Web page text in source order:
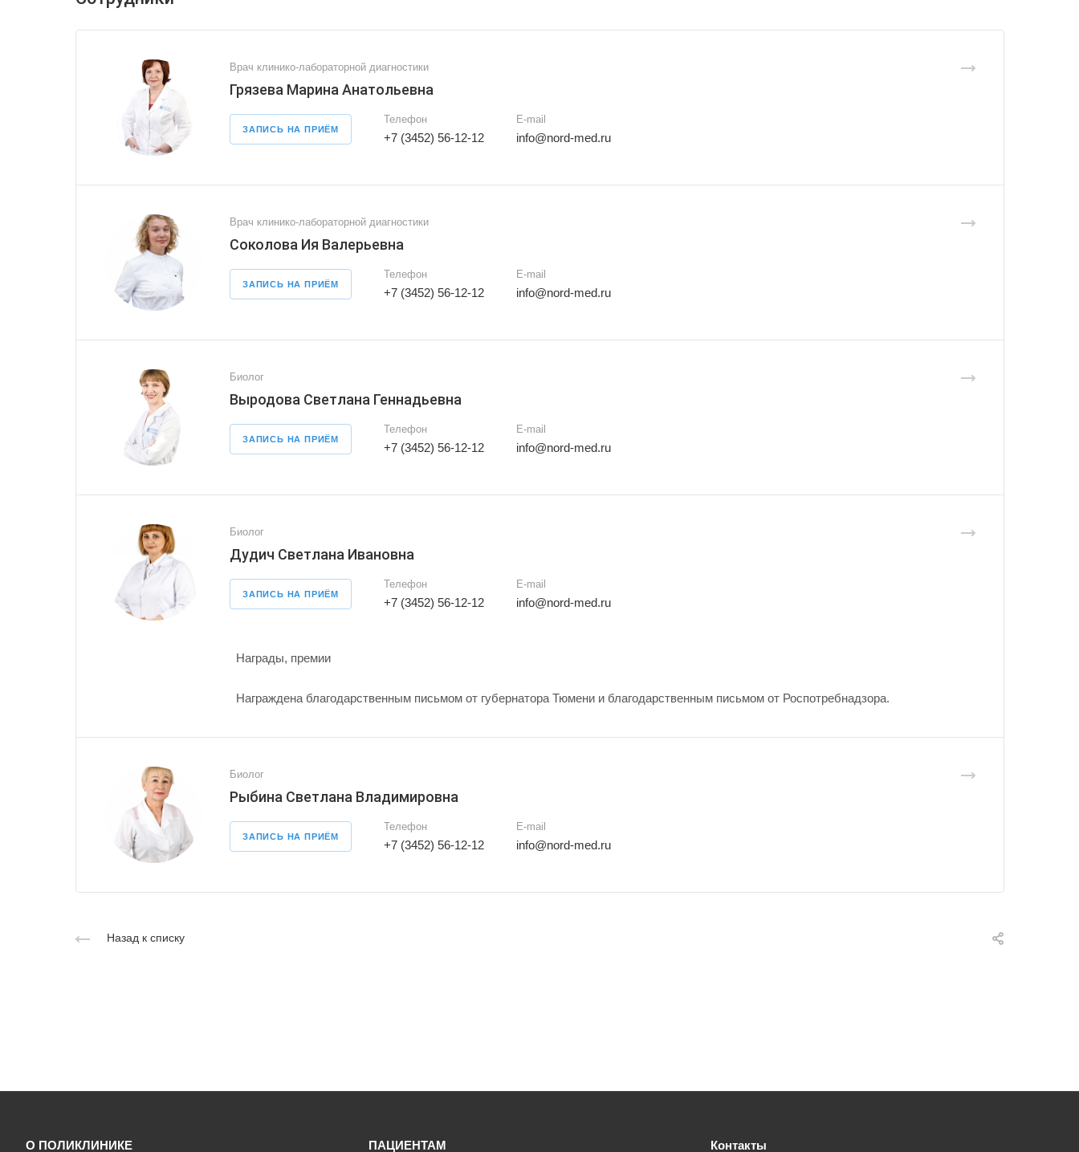
Врач клинико-лабораторной диагностики
Грязева Марина Анатольевна
ЗАПИСЬ НА ПРИЁМ
Телефон
+7 (3452) 56-12-12
E-mail
info@nord-med.ru
Врач клинико-лабораторной диагностики
Соколова Ия Валерьевна
ЗАПИСЬ НА ПРИЁМ
Телефон
+7 (3452) 56-12-12
E-mail
info@nord-med.ru
Биолог
Выродова Светлана Геннадьевна
ЗАПИСЬ НА ПРИЁМ
Телефон
+7 (3452) 56-12-12
E-mail
info@nord-med.ru
Биолог
Дудич Светлана Ивановна
ЗАПИСЬ НА ПРИЁМ
Телефон
+7 (3452) 56-12-12
E-mail
info@nord-med.ru
Награды, премии
Награждена благодарственным письмом от губернатора Тюмени и благодарственным письмом от Роспотребнадзора.
Биолог
Рыбина Светлана Владимировна
ЗАПИСЬ НА ПРИЁМ
Телефон
+7 (3452) 56-12-12
E-mail
info@nord-med.ru
Назад к списку
О ПОЛИКЛИНИКЕ ПАЦИЕНТАМ Контакты